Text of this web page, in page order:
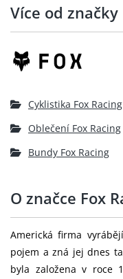
Více od značky
Cyklistika Fox Racing
Oblečení Fox Racing
Bundy Fox Racing
O značce Fox
Americká firma
pojem a zná jej dnes
byla založena v roce